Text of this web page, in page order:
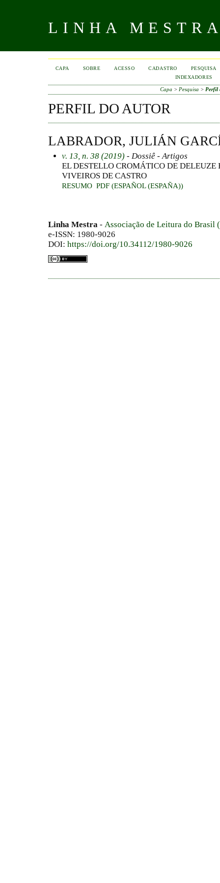
LINHA
CAPA SOBRE ACESSO CADASTRO
PESQUISA
INDEXADORES
Capa > Pesquisa > Perfil
PERFIL DO AUTOR
LABRADOR, JULIÁN
v. 13, n. 38 (2019) - Dossiê - Artigos
EL DESTELLO CROMÁTICO DE DELEUZE
VIVEIROS DE CASTRO
RESUMO PDF (ESPAÑOL (ESPAÑA))
Linha Mestra - Associação de Leitura do Brasil
e-ISSN: 1980-9026
DOI: https://doi.org/10.34112/1980-9026